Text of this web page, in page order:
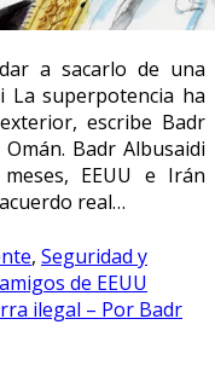
a sacarlo de una
La superpotencia ha
escribe Badr
Badr Albusaidi
EEUU e Irán
real…
, Seguridad y
de EEUU
ilegal – Por Badr